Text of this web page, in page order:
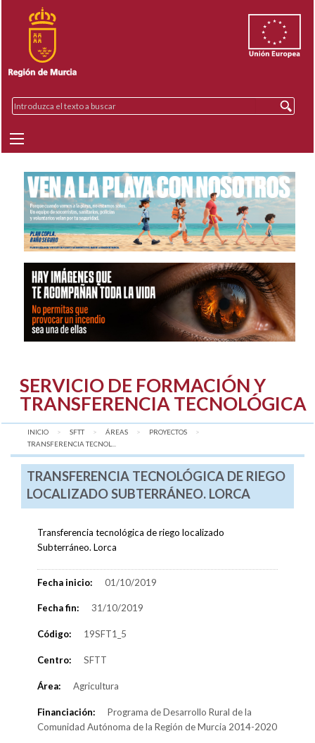
SERVICIO DE FORMACIÓN Y
TRANSFERENCIA TECNOLÓGICA
INICIO SFTT ÁREAS
PROYECTOS
AQUÍ:
TRANSFERENCIA TECNOL...
TRANSFERENCIA TECNOLÓGICA DE RIEGO
LOCALIZADO SUBTERRÁNEO. LORCA
Transferencia tecnológica de riego localizado
Subterráneo. Lorca
Fecha inicio: 01/10/2019
Fecha fin: 31/10/2019
Código: 19SFT1_5
Centro: SFTT
Área: Agricultura
Financiación:
Programa de Desarrollo Rural de la
Comunidad Autónoma de la Región de Murcia 2014-2020